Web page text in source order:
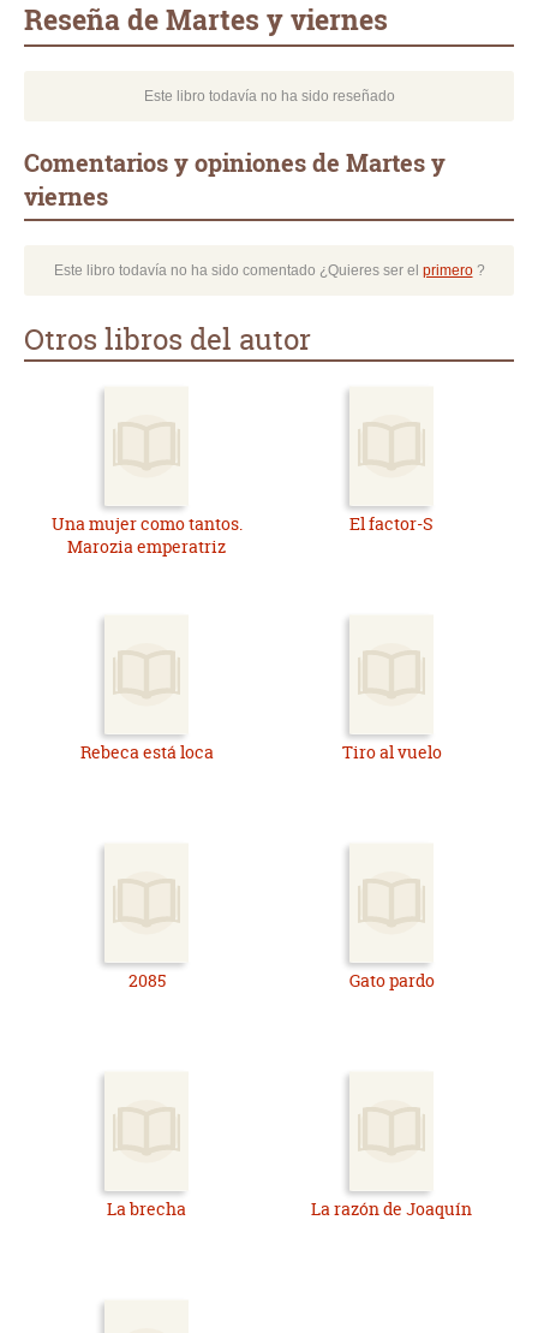
Reseña de Martes y viernes
Este libro todavía no ha sido reseñado
Comentarios y opiniones de Martes y
viernes
Este libro todavía no ha sido comentado ¿Quieres ser el primero?
Otros libros del autor
Una mujer como tantos.
Marozia emperatriz
El factor-S
Rebeca está loca Tiro al vuelo
2085 Gato pardo
La brecha La razón de Joaquín